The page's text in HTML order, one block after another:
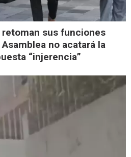
retoman sus funciones
no acatará la
“injerencia”